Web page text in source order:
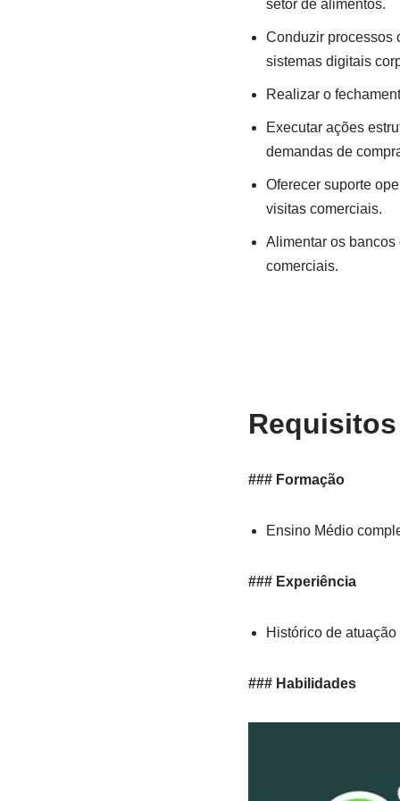
setor de alimentos.
Conduzir processos
sistemas digitais
Realizar o
Executar ações
demandas de
Oferecer suporte
visitas comerciais.
Alimentar os
comerciais.
### Formação
Ensino Médio
### Experiência
Histórico de
### Habilidades